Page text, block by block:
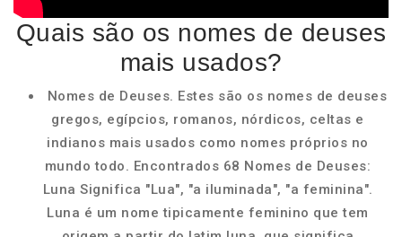
Quais são os nomes de deuses
mais usados?
Nomes de Deuses. Estes são os nomes de deuses
gregos, egípcios, romanos, nórdicos, celtas e
indianos mais usados como nomes próprios no
mundo todo. Encontrados 68 Nomes de Deuses:
Luna Significa "Lua", "a iluminada", "a feminina".
Luna é um nome tipicamente feminino que tem